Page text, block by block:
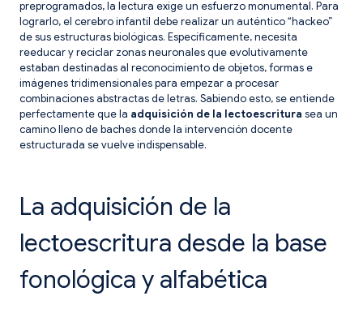
preprogramados, la lectura exige un esfuerzo monumental. Para
lograrlo, el cerebro infantil debe realizar un auténtico “hackeo”
de sus estructuras biológicas. Específicamente, necesita
reeducar y reciclar zonas neuronales que evolutivamente
estaban destinadas al reconocimiento de objetos, formas e
imágenes tridimensionales para empezar a procesar
combinaciones abstractas de letras. Sabiendo esto, se entiende
perfectamente que la adquisición de la lectoescritura sea un
camino lleno de baches donde la intervención docente
estructurada se vuelve indispensable.
La adquisición de la
lectoescritura desde la base
fonológica y alfabética